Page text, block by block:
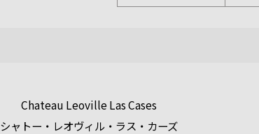
Chateau Leoville Las Cases
シャトー・レオヴィル・ラス・カーズ